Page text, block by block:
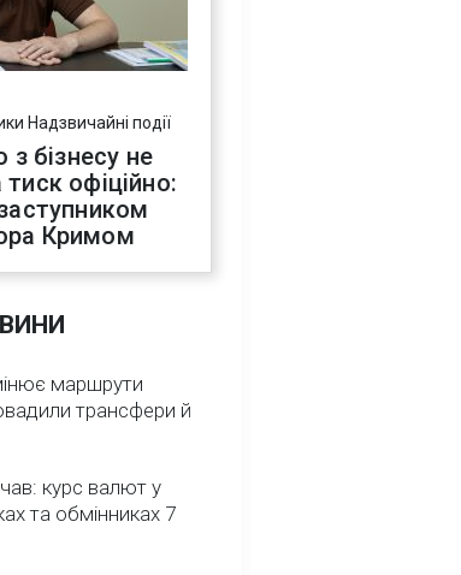
Надзвичайні події
з бізнесу не
офіційно:
Кримом
маршрути
трансфери й
курс валют у
та обмінниках 7